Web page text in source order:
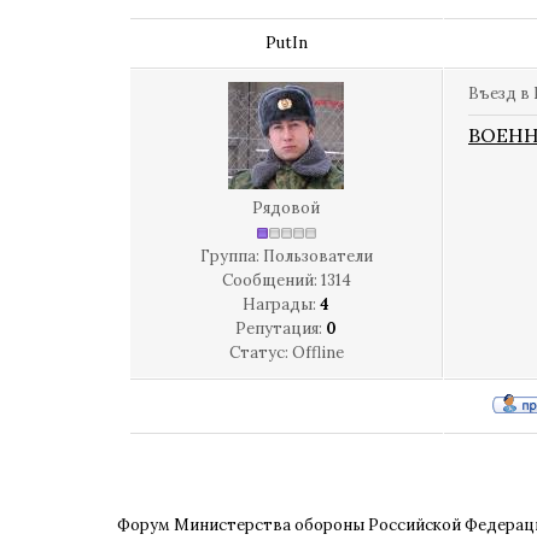
PutIn
Рядовой
Группа: Пользователи
Сообщений: 1314
Награды: 4
Репутация: 0
Статус: Offline
Въезд в
Форум Министерства обороны Российской